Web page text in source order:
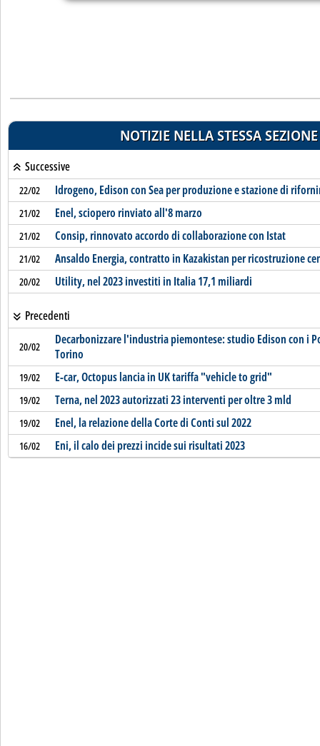
NOTIZIE NELLA STESSA SEZIONE
Successive
22/02 Idrogeno, Edison con Sea per produzione e stazione di
21/02 Enel, sciopero rinviato all'8 marzo
21/02 Consip, rinnovato accordo di collaborazione con Istat
21/02 Ansaldo Energia, contratto in Kazakistan per ricostruzione
20/02 Utility, nel 2023 investiti in Italia 17,1 miliardi
Precedenti
20/02
Decarbonizzare l'industria piemontese: studio Edison con i
Torino
19/02 E-car, Octopus lancia in UK tariffa "vehicle to grid"
19/02 Terna, nel 2023 autorizzati 23 interventi per oltre 3 mld
19/02 Enel, la relazione della Corte di Conti sul 2022
16/02 Eni, il calo dei prezzi incide sui risultati 2023